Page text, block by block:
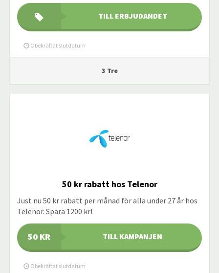
TILL ERBJUDANDET
Obekräftat slutdatum
3 Tre
50 kr rabatt hos Telenor
Just nu 50 kr rabatt per månad för alla under 27 år hos
Telenor. Spara 1200 kr!
50 KR TILL KAMPANJEN
Obekräftat slutdatum